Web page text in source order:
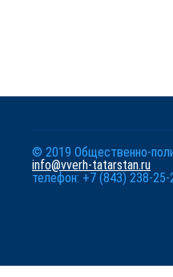
© 2019 Общественно-
info@vverh-tatarstan.ru
телефон: +7 (843) 238-25-